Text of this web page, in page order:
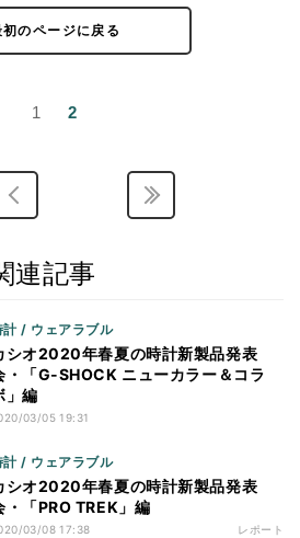
初のページに戻る
1 2
連記事
計 / ウェアラブル
シオ2020年春夏の時計新製品発表
・「G-SHOCK ニューカラー＆コラ
」編
03/05 19:31
計 / ウェアラブル
シオ2020年春夏の時計新製品発表
・「PRO TREK」編
03/08 17:38 レポート